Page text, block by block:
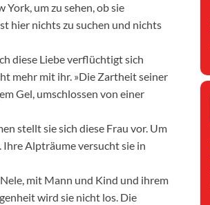
um zu sehen, ob sie
hier nichts zu suchen und nichts
diese Liebe verflüchtigt sich
mehr mit ihr. »Die Zartheit seiner
Gel, umschlossen von einer
stellt sie sich diese Frau vor. Um
Ihre Alpträume versucht sie in
mit Mann und Kind und ihrem
wird sie nicht los. Die